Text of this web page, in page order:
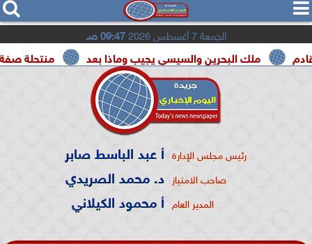
  
الجمعة 7 أغسطس 2026 09:47 صـ
منتحلة صفة صحفية ملك البحرين والسيسي يجيب وماذا بعد
رئيس مجلس الإدارة أ عبد الباسط صابر
صاحب الامتياز د. محمد الصريدي
المدير العام أ محمود الكيلاني